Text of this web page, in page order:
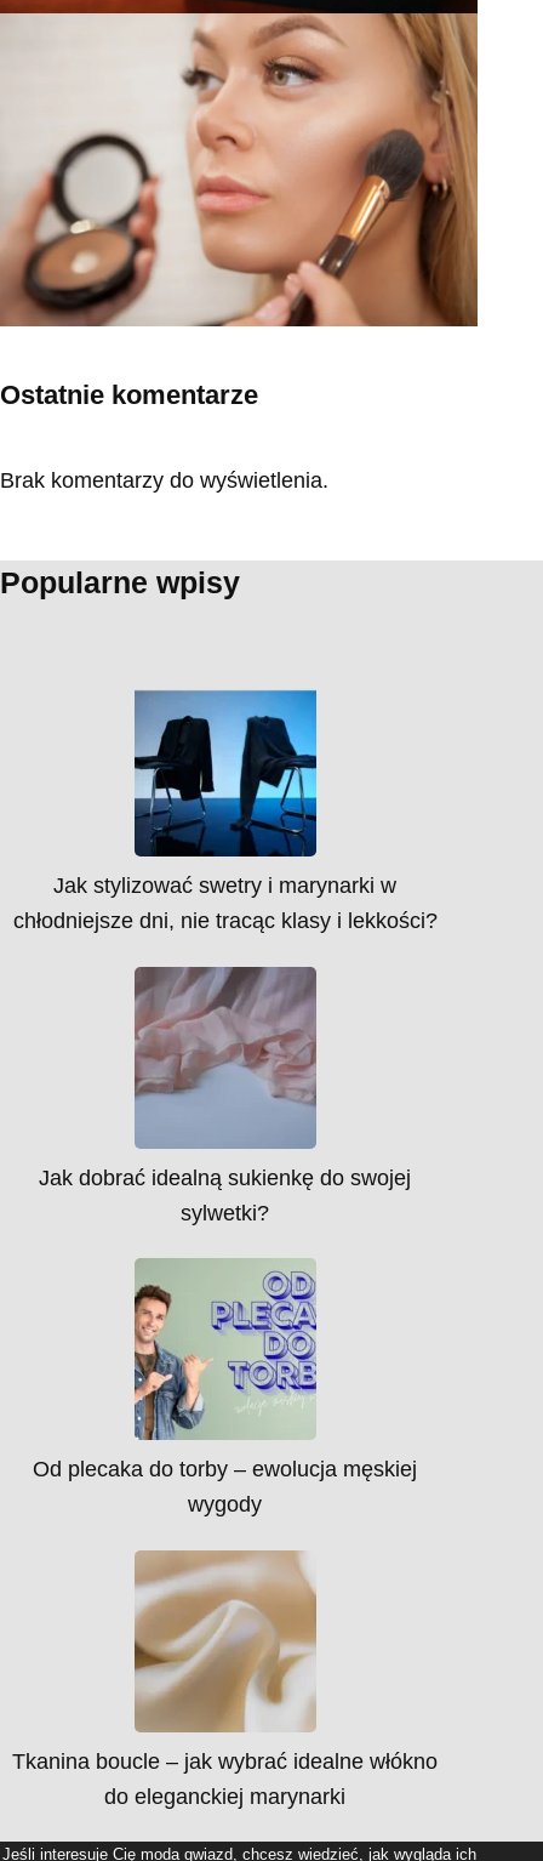
Ostatnie komentarze
Brak komentarzy do wyświetlenia.
Popularne wpisy
Jak stylizować swetry i marynarki w
chłodniejsze dni, nie tracąc klasy i lekkości?
Jak dobrać idealną sukienkę do swojej
sylwetki?
Od plecaka do torby – ewolucja męskiej
wygody
Tkanina boucle – jak wybrać idealne włókno
do eleganckiej marynarki
Jeśli interesuje Cię moda gwiazd, chcesz wiedzieć, jak wygląda ich